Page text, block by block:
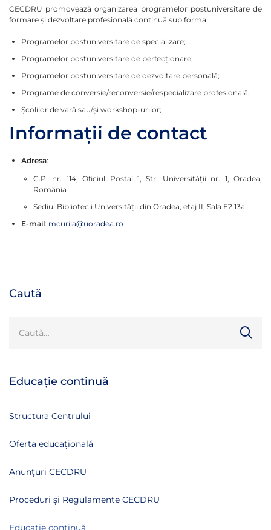
Caută
Educație continuă
Structura Centrului
Oferta educațională
Anunțuri CECDRU
Proceduri și Regulamente CECDRU
Educație continuă
CECDRU promovează organizarea programelor postuniversitare de
formare şi dezvoltare profesională continuă sub forma:
Programelor postuniversitare de specializare;
Programelor postuniversitare de perfecţionare;
Programelor postuniversitare de dezvoltare personală;
Programe de conversie/reconversie/respecializare profesională;
Şcolilor de vară sau/şi workshop-urilor;
Informații de contact
Adresa:
C.P. nr. 114, Oficiul Postal 1, Str. Universității nr. 1, Oradea,
România
Sediul Bibliotecii Universității din Oradea, etaj II, Sala E2.13a
E-mail: mcurila@uoradea.ro